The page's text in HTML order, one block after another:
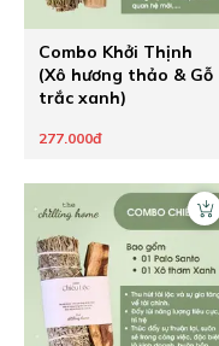
Combo Khởi Thịnh
(Xô hương thảo & Gỗ
trắc xanh)
277.000đ